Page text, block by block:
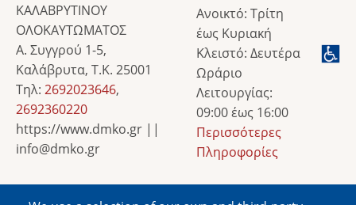
ΚΑΛΑΒΡΥΤΙΝΟΥ
ΟΛΟΚΑΥΤΩΜΑΤΟΣ
Α. Συγγρού 1-5,
Καλάβρυτα, Τ.Κ. 25001
Τηλ: 2692023646,
2692360220
https://www.dmko.gr ||
info@dmko.gr
Ανοικτό: Τρίτη
έως Κυριακή
Κλειστό: Δευτέρα
Ωράριο
Λειτουργίας:
09:00 έως 16:00
Περισσότερες
Πληροφορίες